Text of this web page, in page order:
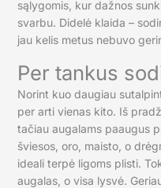
sąlygomis, kur dažnos
svarbu. Didelė klaida –
jau kelis metus nebuvo
Per tankus
Norint kuo daugiau
per arti vienas kito. Iš
tačiau augalams paaugus
šviesos, oro, maisto, o
ideali terpė ligoms plisti.
augalas, o visa lysvė.